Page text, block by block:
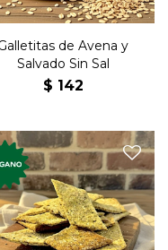
de Avena y
Salvado Sin Sal
$ 142
premium, veganas,
hiervas. Nuevos sabores,
artesanalmente.